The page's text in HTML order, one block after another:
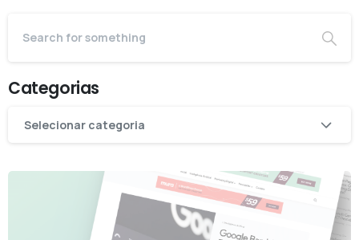
Categorias
Categorias
Selecionar categoria